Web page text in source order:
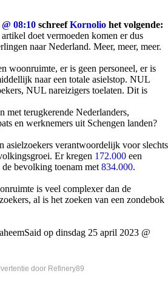
08:10 schreefKornolio het volgende:
doet vermoeden komen er dus
naar Nederland. Meer, meer, meer.
woonruimte, er is geen personeel, er is
naar een totale asielstop. NUL
NUL nareizigers toelaten. Dit is
met terugkerende Nederlanders,
en werknemers uit Schengen landen?
asielzoekers verantwoordelijk voor slechts
Er kregen 172.000 een
bevolking toenam met 834.000.
is veel complexer dan de
al is het zoeken van een zondebok
op dinsdag 25 april 2023 @
door Refinery89